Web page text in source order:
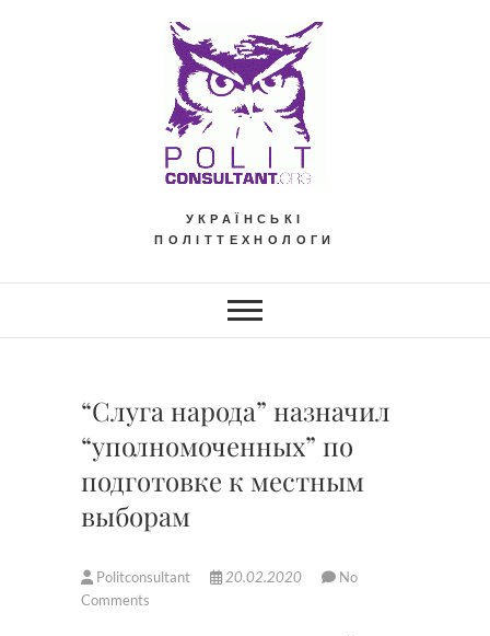
УКРАЇНСЬКІ
ПОЛІТТЕХНОЛОГИ
“Слуга народа” назначил
“уполномоченных” по
подготовке к местным
выборам
Politconsultant 20.02.2020
No
Comments